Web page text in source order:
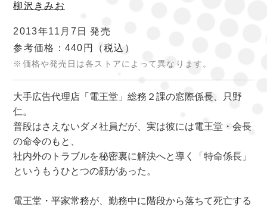
柳沢きみお
2013年11月7日 発売
参考価格：440円
（税込）
※価格や発売日は各ストアによって異なります。
大手広告代理店「電王堂」総務２課の窓際係長、只野
仁。
普段はさえないダメ社員だが、実は彼には電王堂・会長
の命令のもと、
社内外のトラブルを秘密裏に解決へと導く「特命係長」
というもうひとつの顔があった。
電王堂・平家常務が、勤務中に階段から落ちて死亡する